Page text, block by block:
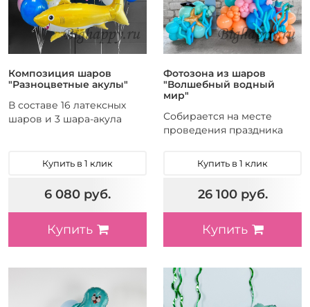
Композиция шаров
"Разноцветные акулы"
В составе 16 латексных
шаров и 3 шара-акула
Купить в 1 клик
6 080 руб.
Купить
Фотозона из шаров
"Волшебный водный
мир"
Собирается на месте
проведения праздника
Купить в 1 клик
26 100 руб.
Купить